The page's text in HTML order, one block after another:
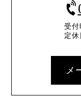
受付
定休
メ